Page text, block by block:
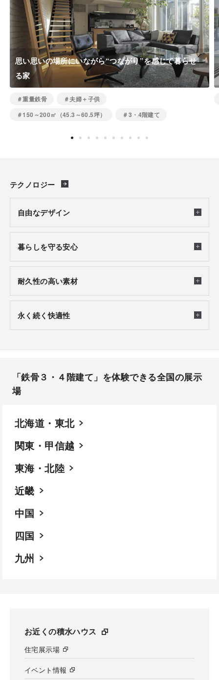
思い思いの場所にいながら“つながり”を感じて暮らせ
る家
＃重量鉄骨
＃夫婦＋子供
＃150～200㎡（45.3～60.5坪）
＃3・4階建て
テクノロジー
自由なデザイン
暮らしを守る安心
耐久性の高い素材
永く続く快適性
「鉄骨３・４階建て」を体験できる全国の展示
場​
北海道・東北
関東・甲信越
東海・北陸
近畿
中国
四国
九州
お近くの積水ハウス
住宅展示場
イベント情報